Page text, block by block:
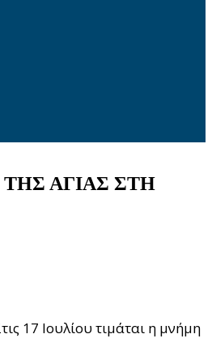
ΑΓΙΑΣ ΣΤΗ
17 Ιουλίου τιμάται η μνήμη